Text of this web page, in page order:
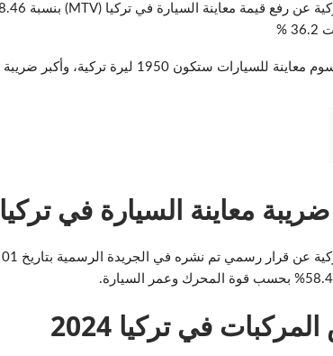
ليرة تركية، وأكبر ضريبة ستكون 101 ألف و152 ليرة تركية.
معاينة السيارة في تركيا 2024
في تركيا 2024